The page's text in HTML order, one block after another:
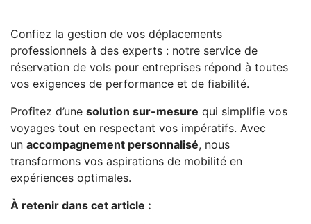
Confiez la gestion de vos déplacements
professionnels à des experts : notre service de
réservation de vols pour entreprises répond à toutes
vos exigences de performance et de fiabilité.
Profitez d’une solution sur-mesure qui simplifie vos
voyages tout en respectant vos impératifs. Avec
un accompagnement personnalisé, nous
transformons vos aspirations de mobilité en
expériences optimales.
À retenir dans cet article :